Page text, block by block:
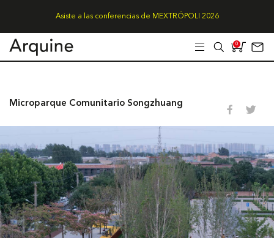
Asiste a las conferencias de MEXTRÓPOLI 2026
0
Microparque Comunitario Songzhuang